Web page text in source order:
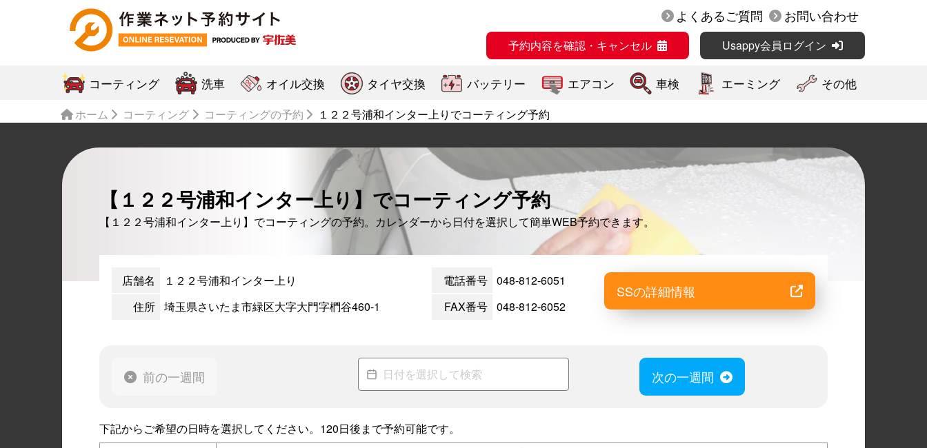
よくあるご質問 お問い合わせ
予約内容を確認・キャンセル Usappy会員ログイン
コーティング 洗車 オイル交換 タイヤ交換 バッテリー エアコン 車検 エーミング その他
ホーム コーティング コーティングの予約 １２２号浦和インター上りでコーティング予約
【１２２号浦和インター上り】でコーティング予約
【１２２号浦和インター上り】でコーティングの予約。カレンダーから日付を選択して簡単WEB予約できます。
店舗名
１２２号浦和インター上り
住所 埼玉県さいたま市緑区大字大門字椚谷460-1
電話番号 048-812-6051
FAX番号 048-812-6052
SSの詳細情報
前の一週間 次の一週間
下記からご希望の日時を選択してください。120日後まで予約可能です。